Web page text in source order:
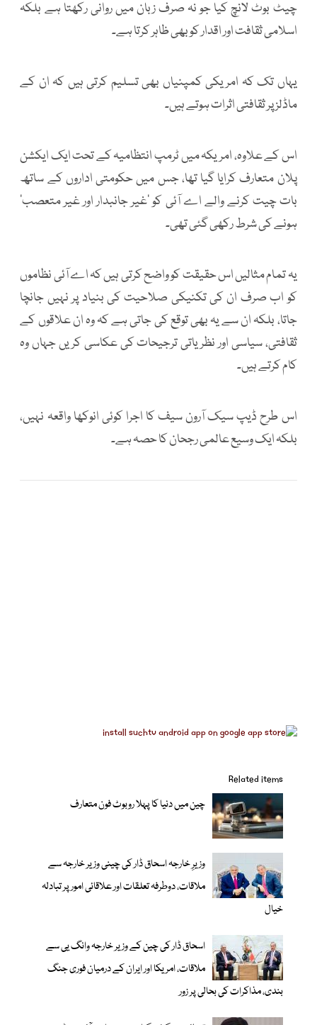
چیٹ بوٹ لانچ کیا جو نہ صرف زبان میں روانی رکھتا ہے بلکہ
اسلامی ثقافت اور اقدار کو بھی ظاہر کرتا ہے۔
یہاں تک کہ امریکی کمپنیاں بھی تسلیم کرتی ہیں کہ ان کے
ماڈلز پر ثقافتی اثرات ہوتے ہیں۔
اس کے علاوہ، امریکہ میں ٹرمپ انتظامیہ کے تحت ایک ایکشن
پلان متعارف کرایا گیا تھا، جس میں حکومتی اداروں کے ساتھ
بات چیت کرنے والے اے آئی کو ’غیر جانبدار اور غیر متعصب‘
ہونے کی شرط رکھی گئی تھی۔
یہ تمام مثالیں اس حقیقت کو واضح کرتی ہیں کہ اے آئی نظاموں
کو اب صرف ان کی تکنیکی صلاحیت کی بنیاد پر نہیں جانچا
جاتا، بلکہ ان سے یہ بھی توقع کی جاتی ہے کہ وہ ان علاقوں کے
ثقافتی، سیاسی اور نظریاتی ترجیحات کی عکاسی کریں جہاں وہ
کام کرتے ہیں۔
اس طرح ڈیپ سیک آرون سیف کا اجرا کوئی انوکھا واقعہ نہیں،
بلکہ ایک وسیع عالمی رجحان کا حصہ ہے۔
Related items
چین میں دنیا کا پہلا روبوٹ فون متعارف
وزیرِ خارجہ اسحاق ڈار کی چینی وزیر خارجہ سے
ملاقات، دوطرفہ تعلقات اور علاقائی امور پر تبادلہ
خیال
اسحاق ڈار کی چین کے وزیر خارجہ وانگ یی سے
ملاقات، امریکا اور ایران کے درمیان فوری جنگ
بندی، مذاکرات کی بحالی پر زور